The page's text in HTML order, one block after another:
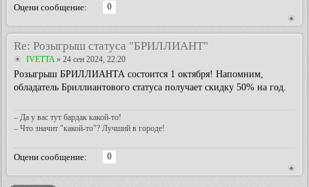
Оцени сообщение:
0
Re: Розыгрыш статуса "БРИЛЛИАНТ"
IVETTA» 24 сен 2024, 22:20
Розыгрыш БРИЛЛИАНТА состоится 1 октября! Напомним,
обладатель Бриллиантового статуса получает скидку 50% на год.
– Да у вас тут бардак какой-то!
– Что значит "какой-то"? Лучший в городе!
Оцени сообщение:
0